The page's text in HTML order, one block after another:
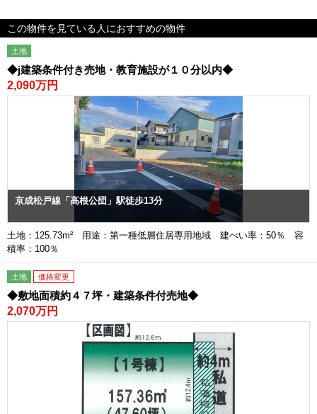
この物件を見ている人におすすめの物件
土地
◆j建築条件付き売地・教育施設が１０分以内◆
2,090万円
京成松戸線「高根公団」駅徒歩13分
土地：125.73m² 用途：第一種低層住居専用地域 建ぺい率：50％ 容
積率：100％
土地 価格変更
◆敷地面積約４７坪・建築条件付売地◆
2,070万円